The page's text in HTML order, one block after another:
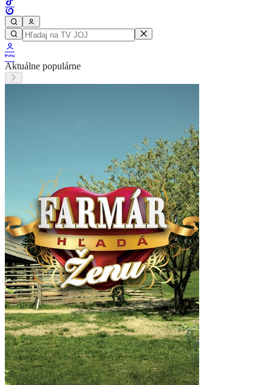
Aktuálne populárne